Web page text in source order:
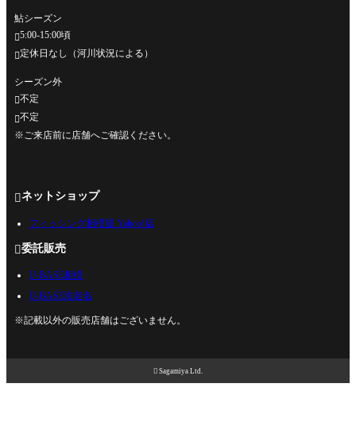
鮎シーズン
5:00-15:00頃
定休日なし（河川状況による）
シーズン外
不定
不定
※ご来店前に店舗へご確認ください。
ネットショップ
フィッシング相模屋 Yahoo!店
委託販売
U-BASE相模
U-BASE海老名
※記載以外の販売店舗はございません。
 Sagamiya Ltd.